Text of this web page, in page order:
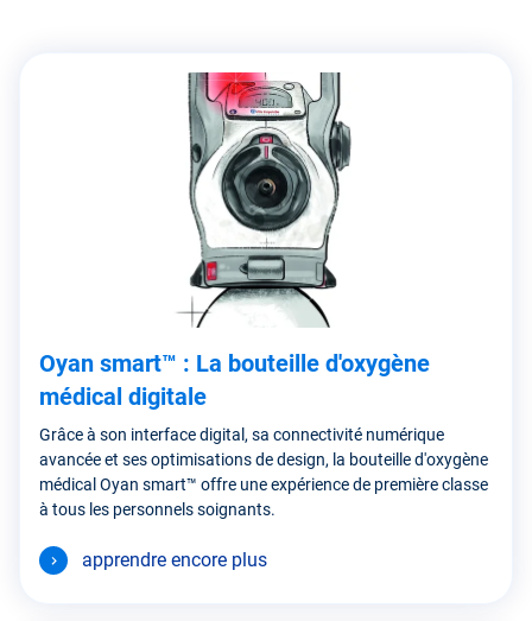
Oyan smart™ : La bouteille d'oxygène
médical digitale
Grâce à son interface digital, sa connectivité numérique
avancée et ses optimisations de design, la bouteille d'oxygène
médical Oyan smart™ offre une expérience de première classe
à tous les personnels soignants.
apprendre encore plus